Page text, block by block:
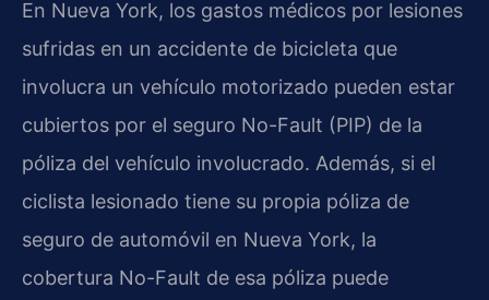
En Nueva York, los gastos médicos por lesiones
sufridas en un accidente de bicicleta que
involucra un vehículo motorizado pueden estar
cubiertos por el seguro No-Fault (PIP) de la
póliza del vehículo involucrado. Además, si el
ciclista lesionado tiene su propia póliza de
seguro de automóvil en Nueva York, la
cobertura No-Fault de esa póliza puede